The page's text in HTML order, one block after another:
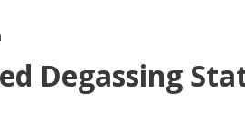
Degassing